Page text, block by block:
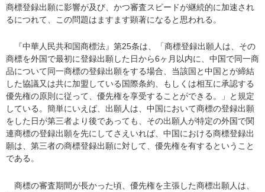
商標登録出願に影響が及び、かつ審査スピードが継続的に加速され
るにつれて、この問題はますます顕著になると思われる。
『中華人民共和国商標法』第25条は、「商標登録出願人は、その
商標を外国で最初に登録出願した日から6ヶ月以内に、中国で同一商
品について同一商標の登録出願をする場合、当該国と中国とが締結
した協議又は共に加盟している国際条約、もしくは相互に承認する
優先権の原則に従って、優先権を享受することができる。」と規定
している。簡単にいえば、出願人は、中国において商標の登録出願
をした日が第三者より後であっても、その出願人が特定の外国で関
連商標の登録出願を先にしてさえいれば、中国における商標登録出
願は、第三者の商標登録出願に対して、優先権を有するということ
である。
商標の審査期間が長かった頃、優先権を主張した商標出願人は、